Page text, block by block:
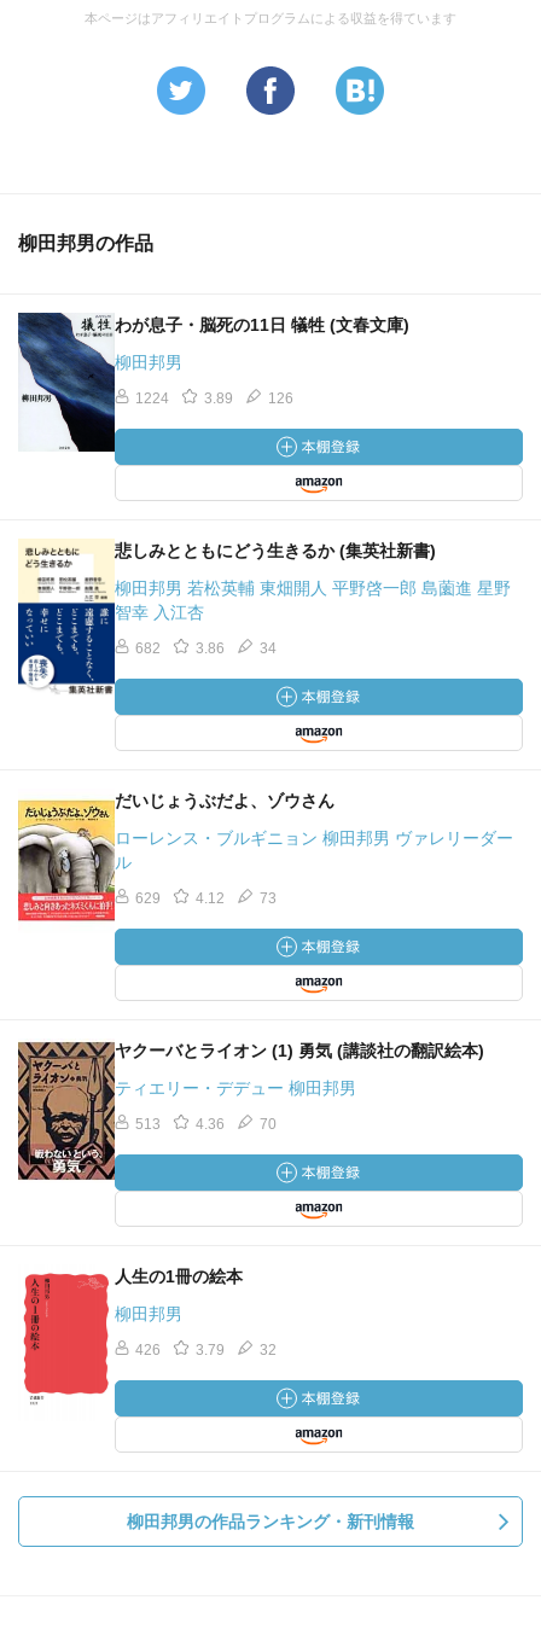
本ページはアフィリエイトプログラムによる収益を得ています
柳田邦男の作品
わが息子・脳死の11日 犠牲 (文春文庫)
柳田邦男
1224 3.89 126
悲しみとともにどう生きるか (集英社新書)
柳田邦男 若松英輔 東畑開人 平野啓一郎 島薗進 星野
智幸 入江杏
682 3.86 34
だいじょうぶだよ、ゾウさん
ローレンス・ブルギニョン 柳田邦男 ヴァレリーダー
ル
629 4.12 73
ヤクーバとライオン (1) 勇気 (講談社の翻訳絵本)
ティエリー・デデュー 柳田邦男
513 4.36 70
人生の1冊の絵本
柳田邦男
426 3.79 32
柳田邦男の作品ランキング・新刊情報